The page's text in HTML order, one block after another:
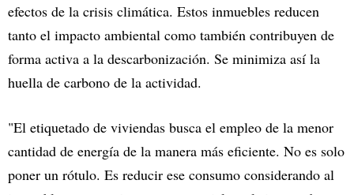
efectos de la crisis climática. Estos inmuebles reducen
tanto el impacto ambiental como también contribuyen de
forma activa a la descarbonización. Se minimiza así la
huella de carbono de la actividad.
"El etiquetado de viviendas busca el empleo de la menor
cantidad de energía de la manera más eficiente. No es solo
poner un rótulo. Es reducir ese consumo considerando al